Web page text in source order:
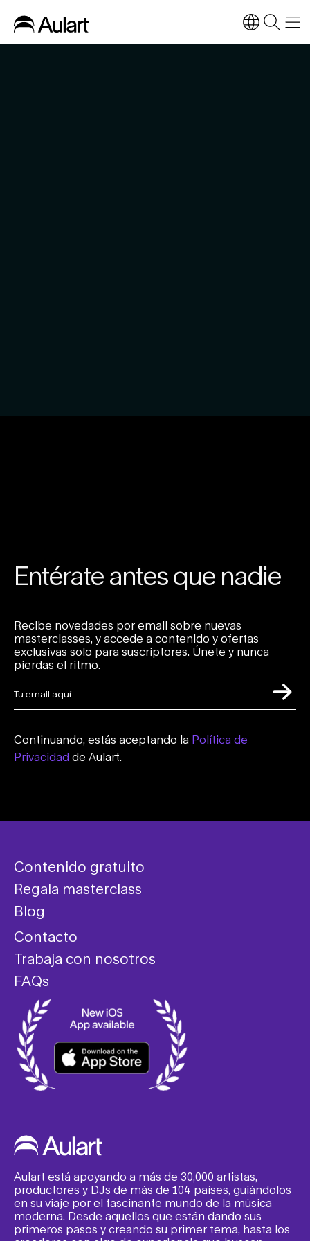
Entérate antes que nadie
Recibe novedades por email sobre nuevas
masterclasses, y accede a contenido y ofertas
exclusivas solo para suscriptores. Únete y nunca
pierdas el ritmo.
Continuando, estás aceptando la Política de
Privacidad de Aulart.
Contenido gratuito
Regala masterclass
Blog
Contacto
Trabaja con nosotros
FAQs
Aulart está apoyando a más de 30,000 artistas,
productores y DJs de más de 104 países, guiándolos
en su viaje por el fascinante mundo de la música
moderna. Desde aquellos que están dando sus
primeros pasos y creando su primer tema, hasta los